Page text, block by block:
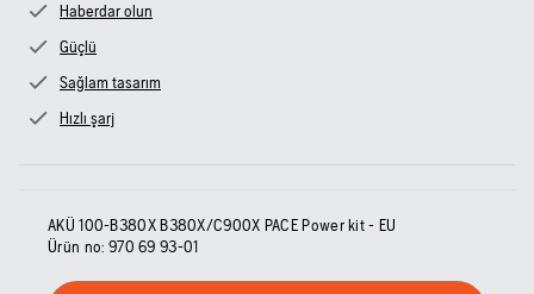
Haberdar olun
Güçlü
Sağlam tasarım
Hızlı şarj
AKÜ 100-B380X B380X/C900X PACE Power kit - EU
Ürün no: 970 69 93‑01